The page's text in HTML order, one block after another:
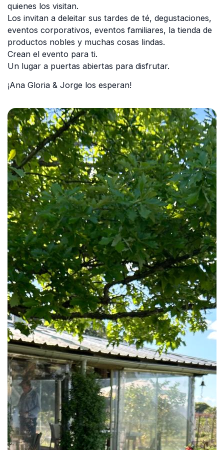
quienes los visitan.
Los invitan a deleitar sus tardes de té, degustaciones,
eventos corporativos, eventos familiares, la tienda de
productos nobles y muchas cosas lindas.
Crean el evento para ti.
Un lugar a puertas abiertas para disfrutar.
¡Ana Gloria & Jorge los esperan!